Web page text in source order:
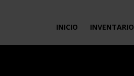
INICIO INVENTARIO